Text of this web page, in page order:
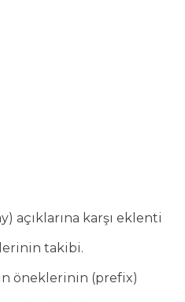
açıklarına karşı eklenti
takibi.
öneklerinin (prefix)